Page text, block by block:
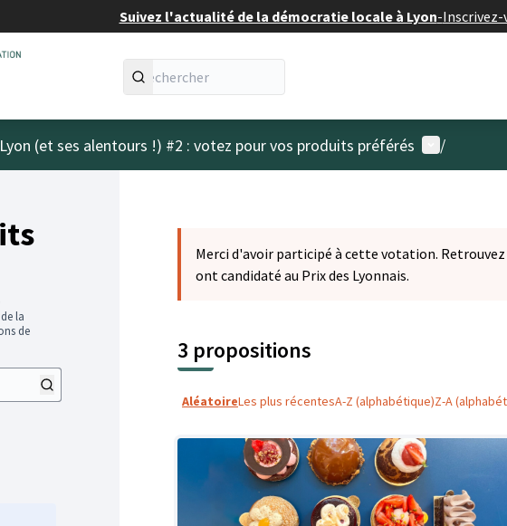
Suivez l'actualité de la démocratie locale à Lyon-
(et ses alentours !) #2 : votez pour vos produits préférés Menu
/
la
de
Merci d'avoir participé à cette votation.
ont candidaté au Prix des Lyonnais.
3 propositions
AléatoireLes plus récentesA-Z (alphabétique)Z-A